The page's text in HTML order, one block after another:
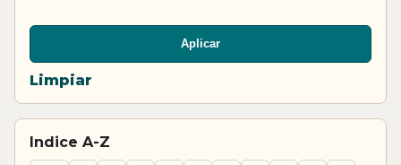
Aplicar
Limpiar
Indice A-Z